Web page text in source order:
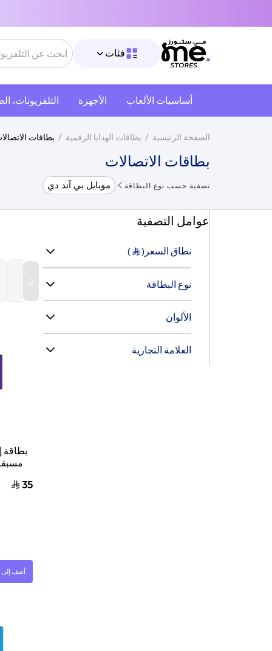
فئات
أساسيات الألعاب الأجهزة التلفزيونات،
الصفحة الرئيسية / بطاقات الهدايا الرقمية / بطاقات
بطاقات الاتصالات
تصفية حسب نوع البطاقة موبايل بي آند دي
عوامل التصفية
نطاق السعر (
)
نوع البطاقة
‫الألوان
‫العلامة التجارية
35
أضف إلى